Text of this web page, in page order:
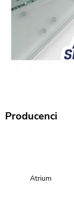
Producenci
Atrium